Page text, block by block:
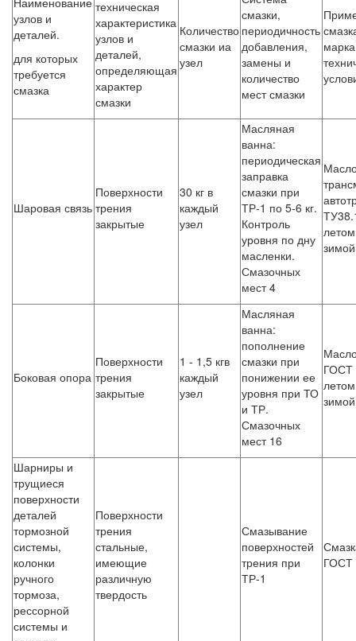
узлов и
деталей.
для которых
требуется
смазка
техническая
характеристика
узлов и
деталей,
определяющая
характер
смазки
Количество
смазки иа
узел
смазки,
периодичность
добавления,
замены и
количество
мест смазки
Шаровая связь
Поверхности
трения
закрытые
30 кг в
каждый
узел
Масляная
ванна:
периодическая
заправка
смазки при
ТР-1 по 5-6 кг.
Контроль
уровня по дну
масленки.
Смазочных
мест 4
Боковая опора
Поверхности
трения
закрытые
1 - 1,5 кгв
каждый
узел
Масляная
ванна:
пополнение
смазки при
понижении ее
уровня при ТО
и ТР.
Смазочных
мест 16
ГОСТ
Шарниры и
трущиеся
поверхности
деталей
тормозной
системы,
колонки
ручного
тормоза,
рессорной
системы и
Поверхности
трения
стальные,
имеющие
различную
твердость
Смазывание
поверхностей
трения при
ТР-1
ГОСТ